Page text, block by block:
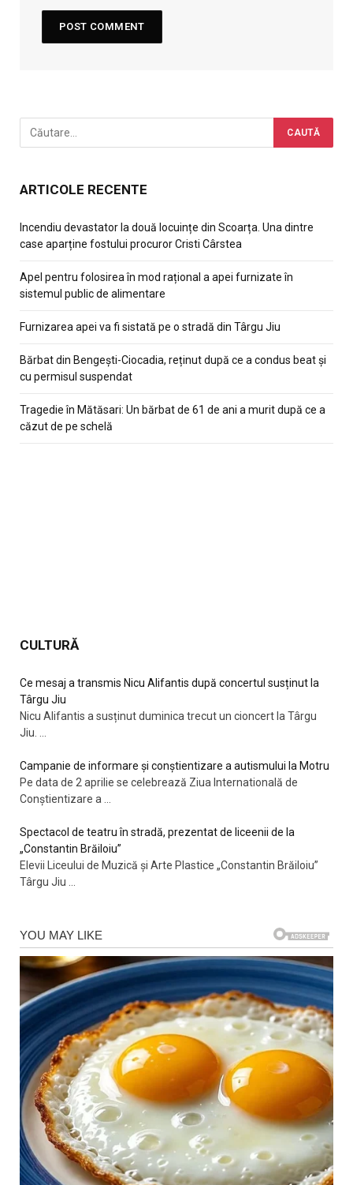
ARTICOLE RECENTE
Incendiu devastator la două locuințe din Scoarța. Una dintre
case aparține fostului procuror Cristi Cârstea
Apel pentru folosirea în mod rațional a apei furnizate în
sistemul public de alimentare
Furnizarea apei va fi sistată pe o stradă din Târgu Jiu
Bărbat din Bengești-Ciocadia, reținut după ce a condus beat și
cu permisul suspendat
Tragedie în Mătăsari: Un bărbat de 61 de ani a murit după ce a
căzut de pe schelă
CULTURĂ
Ce mesaj a transmis Nicu Alifantis după concertul susținut la
Târgu Jiu
Nicu Alifantis a susținut duminica trecut un cioncert la Târgu
Jiu.
Campanie de informare și conștientizare a autismului la Motru
Pe data de 2 aprilie se celebrează Ziua Internatională de
Conștientizare a
Spectacol de teatru în stradă, prezentat de liceenii de la
„Constantin Brăiloiu”
Elevii Liceului de Muzică și Arte Plastice „Constantin Brăiloiu”
Târgu Jiu